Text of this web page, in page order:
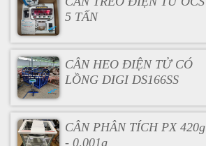
5 TẤN
CÂN HEO ĐIỆN TỬ CÓ
LỒNG DIGI DS166SS
CÂN PHÂN TÍCH PX 420g
- 0,001g